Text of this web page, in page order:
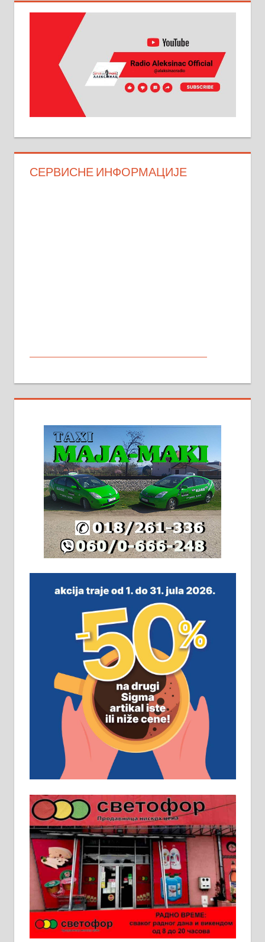
СЕРВИСНЕ ИНФОРМАЦИЈЕ
стамбене целине једна уз другу.
2х150м2, две гараже, централно
грејање на гас и дрва. Две
адресе. 063/71-74-023
Издајем комплетно опремљену
халу на Житковачком путу, на
плацу површине око 7 ари.
064/321-80-51; 063/102-35-25
м2 са плацем од 8 ари у Зеленом
виру у Алексинцу. Могућа
замена. 064/21-63-584
ПОСЛОВНИ ОГЛАСИ
Рудник и флотација Рудник
д.о.о. Рудник запошљава 20
помоћника рудара. Услови:
Основна школа, пожељно радно
искуство на истим и сличним
пословима, али не и неопходан
услов. Обезбеђен смештај,
превоз, исхрана. 032/57-41-122 –
локал 22
Пружам услуге завршних радова
у грађевини, хидроизолације и
молерских радова. 061/25-28-058
Ало таксију потребан возач са Б
категоријом. 064/02-85-511
Потребна два радника за рад на
стоваришту „Липа промет” у